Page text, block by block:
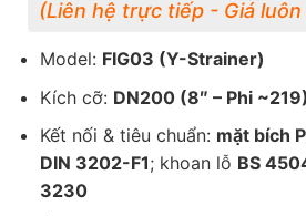
Model: FIG03 (Y-Strainer)
Kích cỡ: DN200 (8″ – Phi ~219)
Kết nối & tiêu chuẩn: mặt bích
DIN 3202-F1; khoan lỗ BS
3230